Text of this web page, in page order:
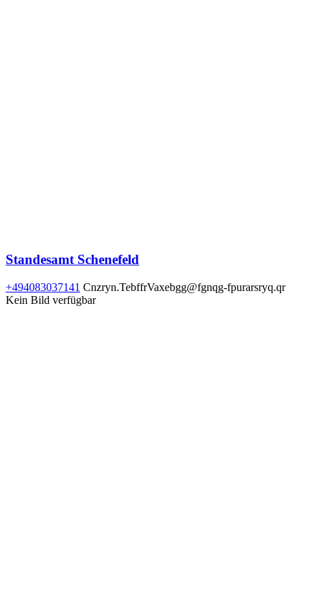
Standesamt Schenefeld
+494083037141 Cnzryn.TebffrVaxebgg@fgnqg-fpurarsryq.qr
Kein Bild verfügbar